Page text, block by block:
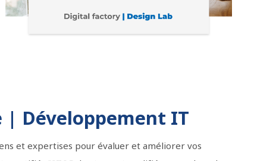
| Développement IT
et expertises pour évaluer et améliorer vos